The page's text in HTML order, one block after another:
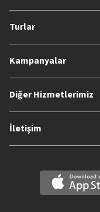
Turlar
Kampanyalar
Diğer Hizmetlerimiz
İletişim